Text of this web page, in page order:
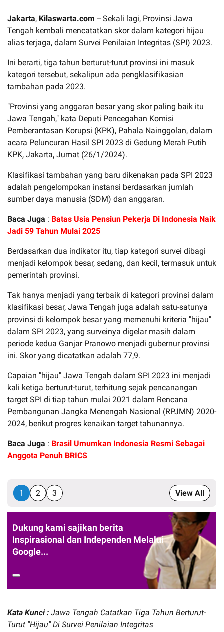
Jakarta, Kilaswarta.com -- Sekali lagi, Provinsi Jawa
Tengah kembali mencatatkan skor dalam kategori hijau
alias terjaga, dalam Survei Penilaian Integritas (SPI) 2023.
Ini berarti, tiga tahun berturut-turut provinsi ini masuk
kategori tersebut, sekalipun ada pengklasifikasian
tambahan pada 2023.
"Provinsi yang anggaran besar yang skor paling baik itu
Jawa Tengah," kata Deputi Pencegahan Komisi
Pemberantasan Korupsi (KPK), Pahala Nainggolan, dalam
acara Peluncuran Hasil SPI 2023 di Gedung Merah Putih
KPK, Jakarta, Jumat (26/1/2024).
Klasifikasi tambahan yang baru dikenakan pada SPI 2023
adalah pengelompokan instansi berdasarkan jumlah
sumber daya manusia (SDM) dan anggaran.
Baca Juga : Batas Usia Pensiun Pekerja Di Indonesia Naik
Jadi 59 Tahun Mulai 2025
Berdasarkan dua indikator itu, tiap kategori survei dibagi
menjadi kelompok besar, sedang, dan kecil, termasuk untuk
pemerintah provinsi.
Tak hanya menjadi yang terbaik di kategori provinsi dalam
klasifikasi besar, Jawa Tengah juga adalah satu-satunya
provinsi di kelompok besar yang memenuhi kriteria "hijau"
dalam SPI 2023, yang surveinya digelar masih dalam
periode kedua Ganjar Pranowo menjadi gubernur provinsi
ini. Skor yang dicatatkan adalah 77,9.
Capaian "hijau" Jawa Tengah dalam SPI 2023 ini menjadi
kali ketiga berturut-turut, terhitung sejak pencanangan
target SPI di tiap tahun mulai 2021 dalam Rencana
Pembangunan Jangka Menengah Nasional (RPJMN) 2020-
2024, berikut progres kenaikan target tahunannya.
Baca Juga : Brasil Umumkan Indonesia Resmi Sebagai
Anggota Penuh BRICS
1 2 3 View All
Dukung kami sajikan berita
Inspirasional dan Independen Melalui
Google...
Kata Kunci : Jawa Tengah Catatkan Tiga Tahun Berturut-
Turut "Hijau" Di Survei Penilaian Integritas